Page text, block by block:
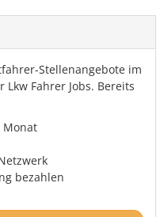
Stellenangebote im
Fahrer Jobs. Bereits
Monat
bezahlen